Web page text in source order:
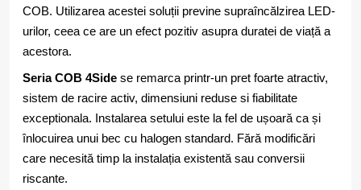
COB. Utilizarea acestei soluții previne supraîncălzirea LED-
urilor, ceea ce are un efect pozitiv asupra duratei de viață a
acestora.
Seria COB 4Side se remarca printr-un pret foarte atractiv,
sistem de racire activ, dimensiuni reduse si fiabilitate
exceptionala. Instalarea setului este la fel de ușoară ca și
înlocuirea unui bec cu halogen standard. Fără modificări
care necesită timp la instalația existentă sau conversii
riscante.